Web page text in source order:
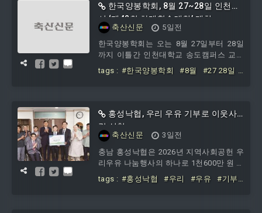
한국양봉학회, 8월 27~28일 인천대
서 ‘제42회 하계학술대회’ 개최
축산신문
5일전
한국양봉학회는 오는 8월 27일부터 28일
까지 이틀간 인천대학교 송도캠퍼스 교수
회관 3층 대회의실에서 ‘제42회 한국양봉
학회 하계학술대회’를 개최한다고 밝혔다.
산업의 지속가능한 발전과 연구 성과를 공
유하고 산·학·연 협력
tags : #한국양봉학회 #8월
#27 28일
홍성낙협, 우리 우유 기부로 이웃사
랑 실천
축산신문
3일전
충남 홍성낙협은 2026년 지역사회공헌 우
리우유 나눔행사의 하나로 1천600만 원 상
당의 우리우유 2만6천16개를 홍성군에 기
부했다. 홍성낙협은 지난 7월 27일 홍성군
tags : #홍성낙협 #우리 #우유
#기부